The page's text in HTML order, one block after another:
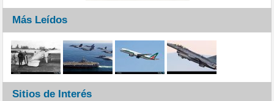
Más Leídos
Sitios de Interés